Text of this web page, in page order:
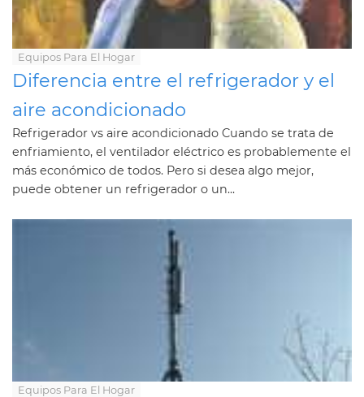
Equipos Para El Hogar
Diferencia entre el refrigerador y el
aire acondicionado
Refrigerador vs aire acondicionado Cuando se trata de
enfriamiento, el ventilador eléctrico es probablemente el
más económico de todos. Pero si desea algo mejor,
puede obtener un refrigerador o un...
Equipos Para El Hogar